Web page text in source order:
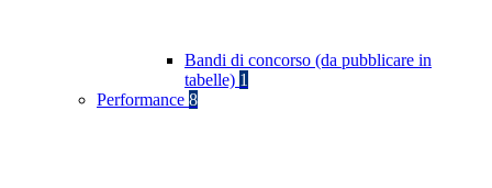
Bandi di concorso (da pubblicare in
tabelle) 1
Performance 8